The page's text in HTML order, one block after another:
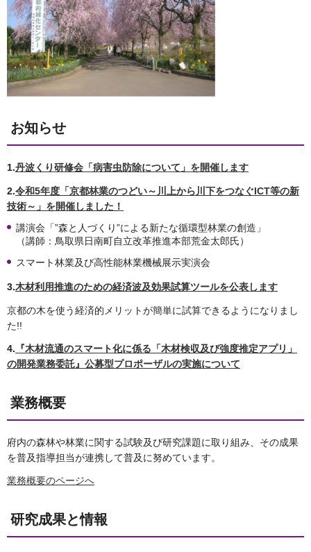
お知らせ
1.丹波くり研修会「病害虫防除について」を開催します
2.令和5年度「京都林業のつどい～川上から川下をつなぐICT等の新
技術～」を開催しました！
講演会「”森と人づくり”による新たな循環型林業の創造」
（講師：鳥取県日南町自立改革推進本部荒金太郎氏）
スマート林業及び高性能林業機械展示実演会
3.木材利用推進のための経済波及効果試算ツールを公表します
京都の木を使う経済的メリットが簡単に試算できるようになりまし
た!!
4. 『木材流通のスマート化に係る「木材検収及び強度推定アプリ」
の開発業務委託』公募型プロポーザルの実施について
業務概要
府内の森林や林業に関する試験及び研究課題に取り組み、その成果
を普及指導担当が連携して普及に努めています。
業務概要のページへ
研究成果と情報